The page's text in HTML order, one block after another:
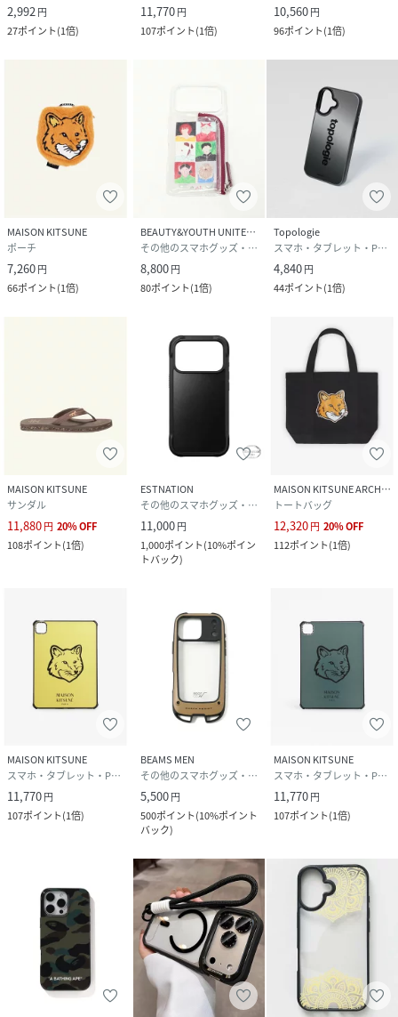
2,992円
27ポイント(1倍)
11,770円
107ポイント(1倍)
10,560円
96ポイント(1倍)
MAISON KITSUNE
ポーチ
7,260円
66ポイント(1倍)
BEAUTY&YOUTH UNITED ARROWS
その他のスマホグッズ・オーディオ機器
8,800円
80ポイント(1倍)
Topologie
スマホ・タブレット・PCケース/カバー
4,840円
44ポイント(1倍)
MAISON KITSUNE
サンダル
11,880円 20%OFF
108ポイント(1倍)
ESTNATION
その他のスマホグッズ・オーディオ機器
11,000円
1,000ポイント(10%ポイン
トバック)
MAISON KITSUNE ARCHIVES
トートバッグ
12,320円 20%OFF
112ポイント(1倍)
MAISON KITSUNE
スマホ・タブレット・PCケース/カバー
11,770円
107ポイント(1倍)
BEAMS MEN
その他のスマホグッズ・オーディオ機器
5,500円
500ポイント(10%ポイント
バック)
MAISON KITSUNE
スマホ・タブレット・PCケース/カバー
11,770円
107ポイント(1倍)